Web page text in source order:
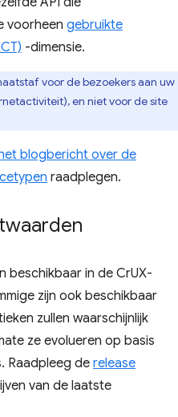
voorheen gebruikte
-dimensie.
voor de bezoekers aan uw
en niet voor de site
blogbericht over de
raadplegen.
beschikbaar in de CrUX-
zijn ook beschikbaar
zullen waarschijnlijk
ze evolueren op basis
Raadpleeg de release
van de laatste